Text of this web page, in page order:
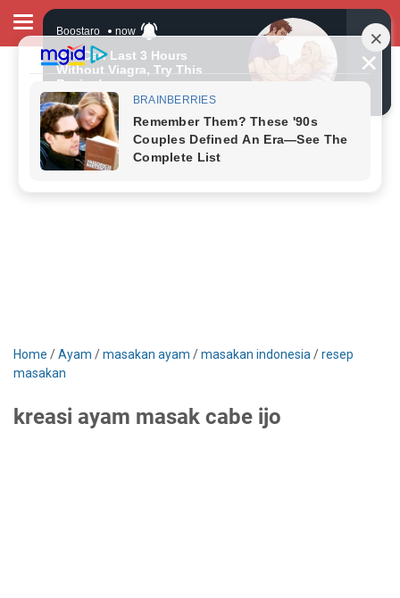
Home /Ayam /masakan ayam /masakan indonesia /resep
masakan
kreasi ayam masak cabe ijo